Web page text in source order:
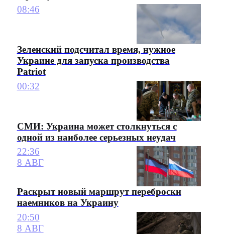
08:46
Зеленский подсчитал время, нужное
Украине для запуска производства
Patriot
00:32
СМИ: Украина может столкнуться с
одной из наиболее серьезных неудач
22:36
8 АВГ
Раскрыт новый маршрут переброски
наемников на Украину
20:50
8 АВГ